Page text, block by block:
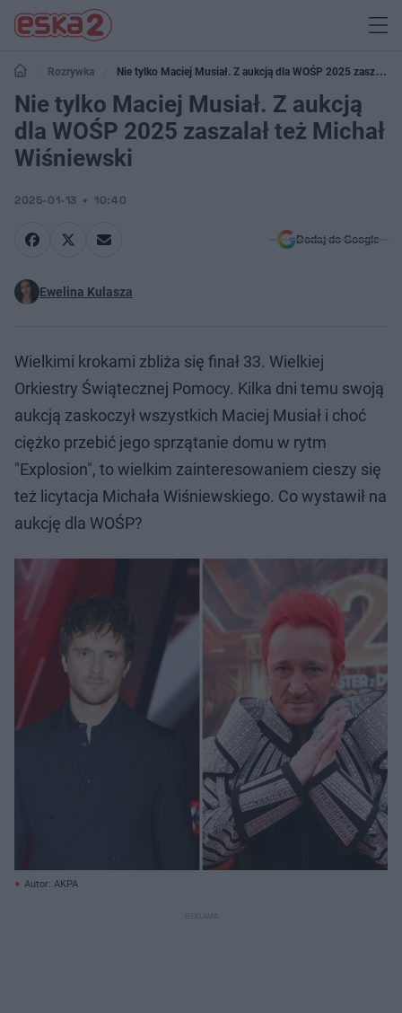
Rozrywka
Nie tylko Maciej Musiał. Z aukcją dla WOŚP 2025 zaszalał
też Michał Wiśniewski
Nie tylko Maciej Musiał. Z aukcją
dla WOŚP 2025 zaszalał też Michał
Wiśniewski
2025-01-13 10:40
Dodaj do Google
Ewelina Kulasza
Wielkimi krokami zbliża się finał 33. Wielkiej
Orkiestry Świątecznej Pomocy. Kilka dni temu swoją
aukcją zaskoczył wszystkich Maciej Musiał i choć
ciężko przebić jego sprzątanie domu w rytm
"Explosion", to wielkim zainteresowaniem cieszy się
też licytacja Michała Wiśniewskiego. Co wystawił na
aukcję dla WOŚP?
Autor: AKPA